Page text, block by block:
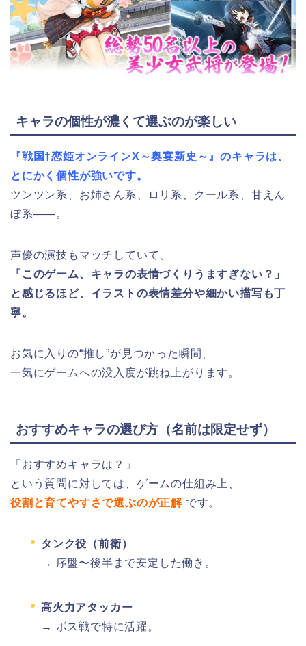
キャラの個性が濃くて選ぶのが楽しい
『戦国†恋姫オンラインX～奥宴新史～』のキャラは、
とにかく個性が強いです。
ツンツン系、お姉さん系、ロリ系、クール系、甘えん
ぼ系——。
声優の演技もマッチしていて、
「このゲーム、キャラの表情づくりうますぎない？」
と感じるほど、イラストの表情差分や細かい描写も丁
寧。
お気に入りの“推し”が見つかった瞬間、
一気にゲームへの没入度が跳ね上がります。
おすすめキャラの選び方（名前は限定せず）
「おすすめキャラは？」
という質問に対しては、ゲームの仕組み上、
役割と育てやすさで選ぶのが正解 です。
タンク役（前衛）
→ 序盤〜後半まで安定した働き。
高火力アタッカー
→ ボス戦で特に活躍。